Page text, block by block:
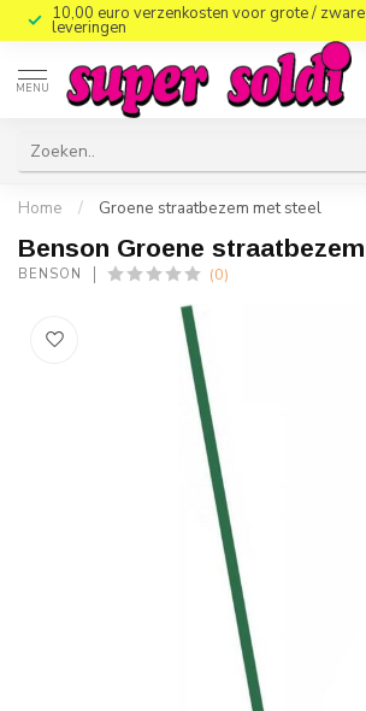
10,00 euro verzenkosten voor grote / zware
leveringen
MENU
Home / Groene straatbezem met steel
Benson Groene
BENSON (0)